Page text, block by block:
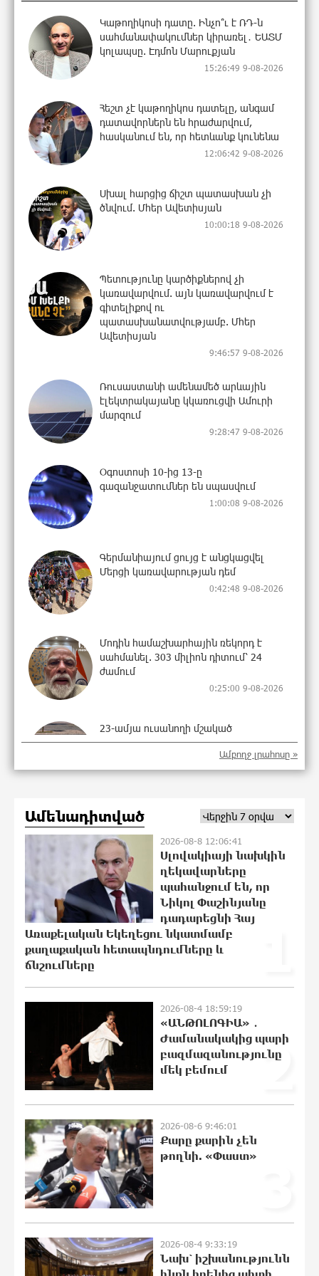
Կաթողիկոսի դատը. Ինչո՞ւ է ՌԴ-ն
սահմանափակումներ կիրառել․ ԵԱՏՄ
կոլապսը. Էդմոն Մարուքյան
15:26:49 9-08-2026
Հեշտ չէ կաթողիկոս դատելը, անգամ
դատավորներն են հրաժարվում,
հասկանում են, որ հետևանք կունենա
12:06:42 9-08-2026
Սխալ հարցից ճիշտ պատասխան չի
ծնվում. Մհեր Ավետիսյան
10:00:18 9-08-2026
Պետությունը կարծիքներով չի
կառավարվում. այն կառավարվում է
գիտելիքով ու
պատասխանատվությամբ. Մհեր
Ավետիսյան
9:46:57 9-08-2026
Ռուսաստանի ամենամեծ արևային
էլեկտրակայանը կկառուցվի Ամուրի
մարզում
9:28:47 9-08-2026
Օգոստոսի 10-ից 13-ը
գազանջատումներ են սպասվում
1:00:08 9-08-2026
Գերմանիայում ցույց է անցկացվել
Մերցի կառավարության դեմ
0:42:48 9-08-2026
Մոդին համաշխարհային ռեկորդ է
սահմանել. 303 միլիոն դիտում՝ 24
ժամում
0:25:00 9-08-2026
23-ամյա ուսանողի մշակած
հավելվածը հարավկորեական App
Store-ում շրջանցել է նույնիսկ Google
Maps-ը
Ռուսաստանի տարածքում ոչնչացվել
է ուկրաինական 360 անօդաչու թռչող
սարք
23:39:22 8-08-2026
Օգոստոսի 10-ին, 11-ին, 12-ին, 13-ին,
14-ին, 17-ին, 18-ին և 20-ին
հարյուրավոր հասցեներում լույս չի
լինելու
Ողբերգական դեպք՝ Երևանում․
Կիևյան կամրջի տակ հայտնաբերվել է
տղամարդու մարմին
23:01:57 8-08-2026
Ադրբեջանի Սարով գյուղում տանը 18-
Հայհիդրոմետի տնօրենը գրել է
Արտակարգ դեպք՝ Երևանում․ կոտրել
են «Հույս բոլոր մարդկանց»
Ամբողջ լրահոսը »
Ամենադիտված
2026-08-8 12:06:41
Սլովակիայի նախկին
ղեկավարները
պահանջում են, որ
Նիկոլ Փաշինյանը
դադարեցնի Հայ
Առաքելական Եկեղեցու նկատմամբ
քաղաքական հետապնդումները և
ճնշումները
2
2026-08-4 18:59:19
«ԱՆԹՈԼՈԳԻԱ» ․
Ժամանակակից պարի
բազմազանությունը
մեկ բեմում
2026-08-6 9:46:01
Քարը քարին չեն
թողնի. «Փաստ»
2026-08-4 9:33:19
Նախ՝ իշխանությունն